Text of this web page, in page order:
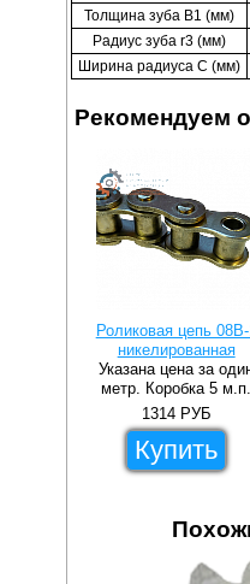
Толщина зуба B1 (мм)
Радиус зуба r3 (мм)
Ширина радиуса C (мм)
Рекомендуем
Роликовая цепь 08B-
никелированная
Указана цена за
метр. Коробка 5 м.п.
1314 РУБ
Купить